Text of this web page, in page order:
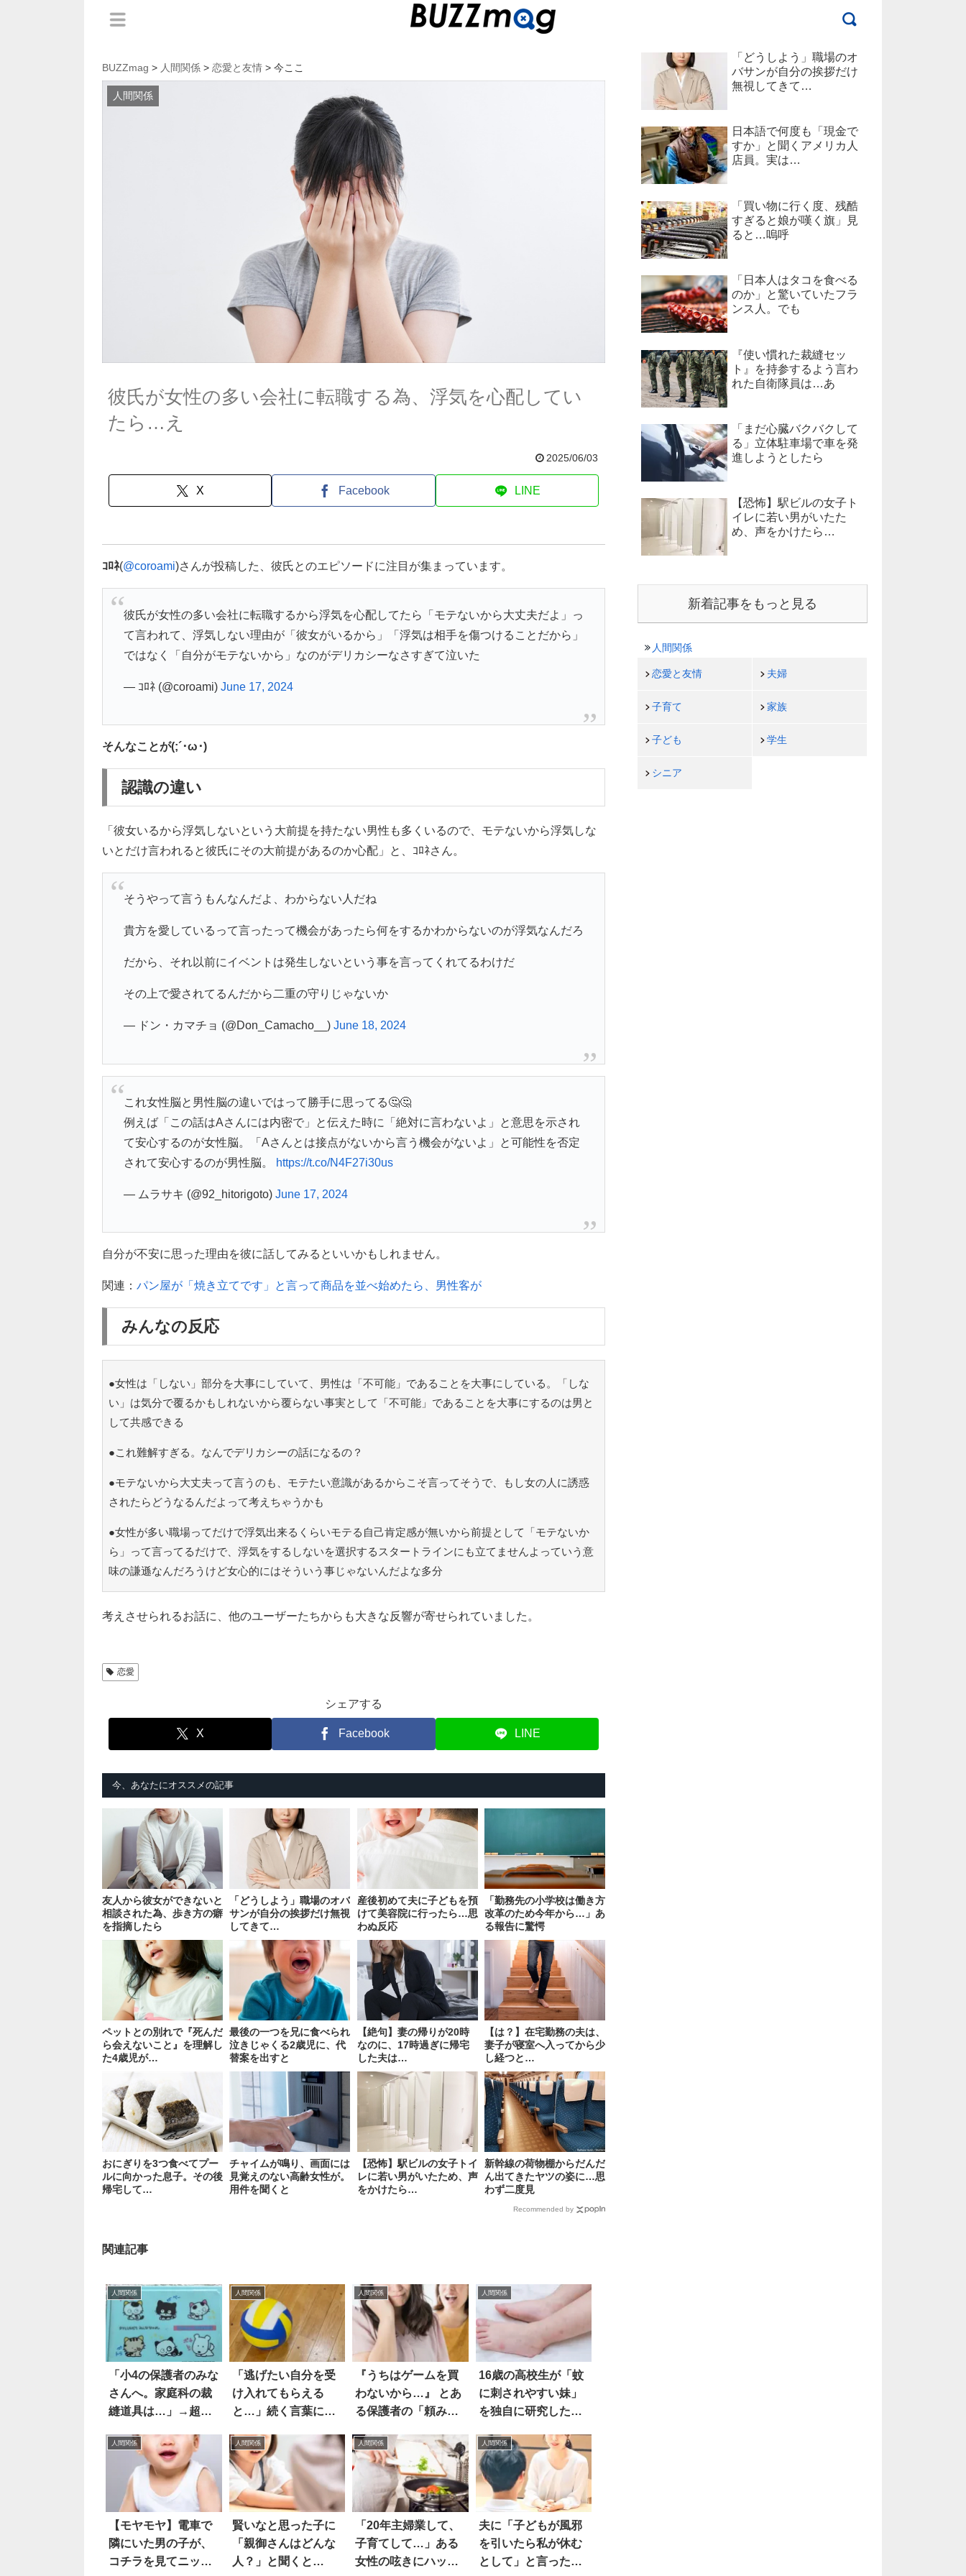
BUZZmag > 人間関係 > 恋愛と友情 > 今ここ
人間関係
彼氏が女性の多い会社に転職する為、浮気を心配してい
たら…え
2025/06/03
X Facebook LINE
ｺﾛﾈ(@coroami)さんが投稿した、彼氏とのエピソードに注目が集まっています。
彼氏が女性の多い会社に転職するから浮気を心配してたら「モテないから大丈夫だよ」っ
て言われて、浮気しない理由が「彼女がいるから」「浮気は相手を傷つけることだから」
ではなく「自分がモテないから」なのがデリカシーなさすぎて泣いた
— ｺﾛﾈ (@coroami) June 17, 2024
そんなことが(;´･ω･)
認識の違い
「彼女いるから浮気しないという大前提を持たない男性も多くいるので、モテないから浮気しな
いとだけ言われると彼氏にその大前提があるのか心配」と、ｺﾛﾈさん。
そうやって言うもんなんだよ、わからない人だね
貴方を愛しているって言ったって機会があったら何をするかわからないのが浮気なんだろ
だから、それ以前にイベントは発生しないという事を言ってくれてるわけだ
その上で愛されてるんだから二重の守りじゃないか
— ドン・カマチョ (@Don_Camacho__) June 18, 2024
これ女性脳と男性脳の違いではって勝手に思ってる🤔🤔
例えば「この話はAさんには内密で」と伝えた時に「絶対に言わないよ」と意思を示され
て安心するのが女性脳。「Aさんとは接点がないから言う機会がないよ」と可能性を否定
されて安心するのが男性脳。
https://t.co/N4F27i30us
— ムラサキ (@92_hitorigoto) June 17, 2024
自分が不安に思った理由を彼に話してみるといいかもしれません。
関連： パン屋が「焼き立てです」と言って商品を並べ始めたら、男性客が
みんなの反応
●女性は「しない」部分を大事にしていて、男性は「不可能」であることを大事にしている。「しな
い」は気分で覆るかもしれないから覆らない事実として「不可能」であることを大事にするのは男と
して共感できる
●これ難解すぎる。なんでデリカシーの話になるの？
●モテないから大丈夫って言うのも、モテたい意識があるからこそ言ってそうで、もし女の人に誘惑
されたらどうなるんだよって考えちゃうかも
●女性が多い職場ってだけで浮気出来るくらいモテる自己肯定感が無いから前提として「モテないか
ら」って言ってるだけで、浮気をするしないを選択するスタートラインにも立てませんよっていう意
味の謙遜なんだろうけど女心的にはそういう事じゃないんだよな多分
考えさせられるお話に、他のユーザーたちからも大きな反響が寄せられていました。
恋愛
シェアする
X Facebook LINE
今、あなたにオススメの記事
友人から彼女ができないと
相談された為、歩き方の癖
を指摘したら
「どうしよう」職場のオバ
サンが自分の挨拶だけ無視
してきて…
産後初めて夫に子どもを預
けて美容院に行ったら…思
わぬ反応
「勤務先の小学校は働き方
改革のため今年から…」あ
る報告に驚愕
ペットとの別れで『死んだ
ら会えないこと』を理解し
た4歳児が…
最後の一つを兄に食べられ
泣きじゃくる2歳児に、代
替案を出すと
【絶句】妻の帰りが20時
なのに、17時過ぎに帰宅
した夫は…
【は？】在宅勤務の夫は、
妻子が寝室へ入ってから少
し経つと…
おにぎりを3つ食べてプー
ルに向かった息子。その後
帰宅して…
チャイムが鳴り、画面には
見覚えのない高齢女性が。
用件を聞くと
【恐怖】駅ビルの女子トイ
レに若い男がいたため、声
をかけたら…
新幹線の荷物棚からだんだ
ん出てきたヤツの姿に…思
わず二度見
Recommended by
関連記事
人間関係
「小4の保護者のみな
さんへ。家庭科の裁
縫道具は…」→超あ
人間関係
「逃げたい自分を受
け入れてもらえる
と…」続く言葉にハ
人間関係
『うちはゲームを買
わないから…』 とあ
る保護者の「頼み
人間関係
16歳の高校生が「蚊
に刺されやすい妹」
を独自に研究した結
人間関係
【モヤモヤ】電車で
隣にいた男の子が、
コチラを見てニッコ
人間関係
賢いなと思った子に
「親御さんはどんな
人？」と聞くと…
人間関係
「20年主婦業して、
子育てして…」ある
女性の呟きにハッと
人間関係
夫に「子どもが風邪
を引いたら私が休む
として」と言った
「どうしよう」職場のオ
バサンが自分の挨拶だけ
無視してきて…
日本語で何度も「現金で
すか」と聞くアメリカ人
店員。実は…
「買い物に行く度、残酷
すぎると娘が嘆く旗」見
ると…嗚呼
「日本人はタコを食べる
のか」と驚いていたフラ
ンス人。でも
『使い慣れた裁縫セッ
ト』を持参するよう言わ
れた自衛隊員は…あ
「まだ心臓バクバクして
る」立体駐車場で車を発
進しようとしたら
【恐怖】駅ビルの女子ト
イレに若い男がいたた
め、声をかけたら…
新着記事をもっと見る
人間関係
恋愛と友情 夫婦
子育て 家族
子ども 学生
シニア